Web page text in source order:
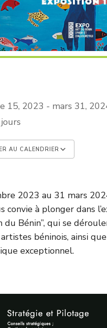
15, 2023 - mars 31,
AU CALENDRIER
2023 au 31 mars
convie à plonger dans
du Bénin”, qui se
béninois, ainsi
exceptionnel.